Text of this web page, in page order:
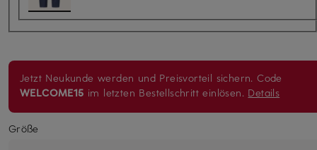
Jetzt Neukunde werden und Preisvorteil sichern. Code
WELCOME15 im letzten Bestellschritt einlösen. Details
Größe